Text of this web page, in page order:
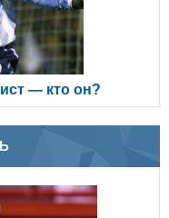
— кто он?